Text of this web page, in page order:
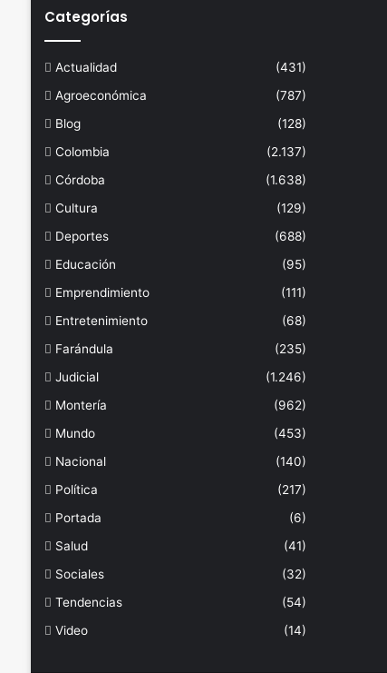
Categorías
Actualidad
(431)
Agroeconómica
(787)
Blog
(128)
Colombia
(2.137)
Córdoba
(1.638)
Cultura
(129)
Deportes
(688)
Educación
(95)
Emprendimiento
(111)
Entretenimiento
(68)
Farándula
(235)
Judicial
(1.246)
Montería
(962)
Mundo
(453)
Nacional
(140)
Política
(217)
Portada
(6)
Salud
(41)
Sociales
(32)
Tendencias
(54)
Video
(14)